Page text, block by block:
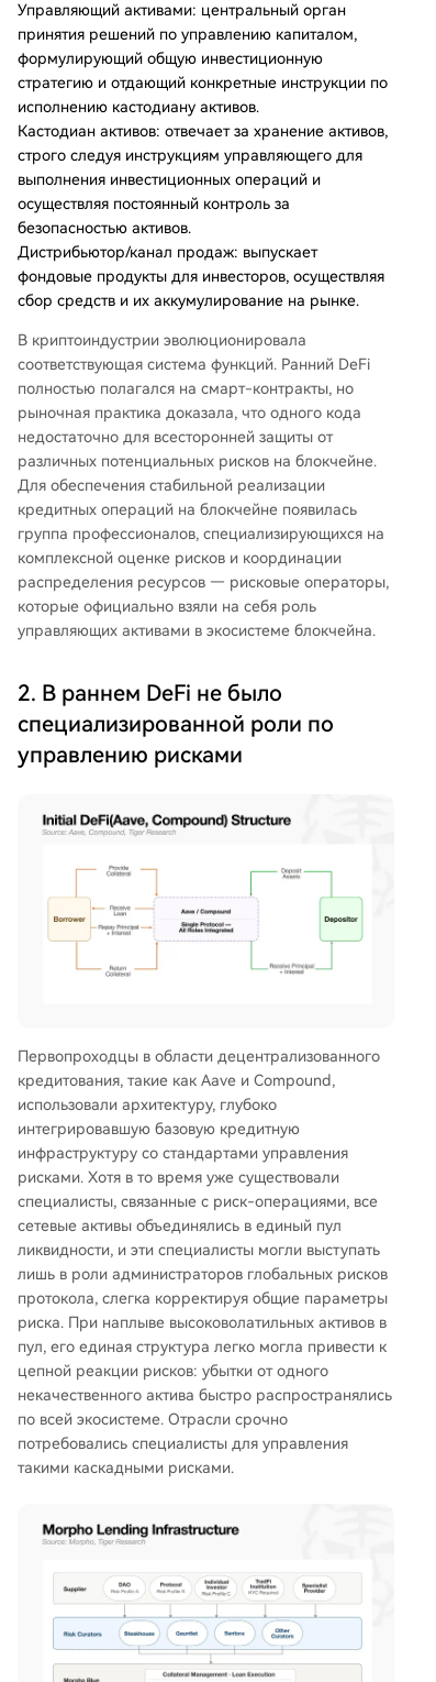
Управляющий активами: центральный орган
принятия решений по управлению капиталом,
формулирующий общую инвестиционную
стратегию и отдающий конкретные инструкции по
исполнению кастодиану активов.
Кастодиан активов: отвечает за хранение активов,
строго следуя инструкциям управляющего для
выполнения инвестиционных операций и
осуществляя постоянный контроль за
безопасностью активов.
Дистрибьютор/канал продаж: выпускает
фондовые продукты для инвесторов, осуществляя
сбор средств и их аккумулирование на рынке.
В криптоиндустрии эволюционировала
соответствующая система функций. Ранний DeFi
полностью полагался на смарт-контракты, но
рыночная практика доказала, что одного кода
недостаточно для всесторонней защиты от
различных потенциальных рисков на блокчейне.
Для обеспечения стабильной реализации
кредитных операций на блокчейне появилась
группа профессионалов, специализирующихся на
комплексной оценке рисков и координации
распределения ресурсов — рисковые операторы,
которые официально взяли на себя роль
управляющих активами в экосистеме блокчейна.
2. В раннем DeFi не было
специализированной роли по
управлению рисками
Первопроходцы в области децентрализованного
кредитования, такие как Aave и Compound,
использовали архитектуру, глубоко
интегрировавшую базовую кредитную
инфраструктуру со стандартами управления
рисками. Хотя в то время уже существовали
специалисты, связанные с риск-операциями, все
сетевые активы объединялись в единый пул
ликвидности, и эти специалисты могли выступать
лишь в роли администраторов глобальных рисков
протокола, слегка корректируя общие параметры
риска. При наплыве высоковолатильных активов в
пул, его единая структура легко могла привести к
цепной реакции рисков: убытки от одного
некачественного актива быстро распространялись
по всей экосистеме. Отрасли срочно
потребовались специалисты для управления
такими каскадными рисками.